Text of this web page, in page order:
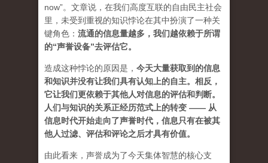
now”。文章说，在我们高度互联的自由民主社会
里，未受到重视的知识悖论在其中扮演了一种关
键角色： 流通的信息量越多，我们越依赖于所谓
的“声誉设备”去评估它。
造成这种悖论的原因是， 今天大量获取到的信息
和知识并没有让我们具有认知上的自主。相反，
它让我们更依赖于其他人对信息的评估和判断。
人们与知识的关系正经历范式上的转变 —— 从
信息时代开始走向了声誉时代，信息只有在被其
他人过滤、评估和评论之后才具有价值。
由此看来，声誉成为了今天集体智慧的核心支